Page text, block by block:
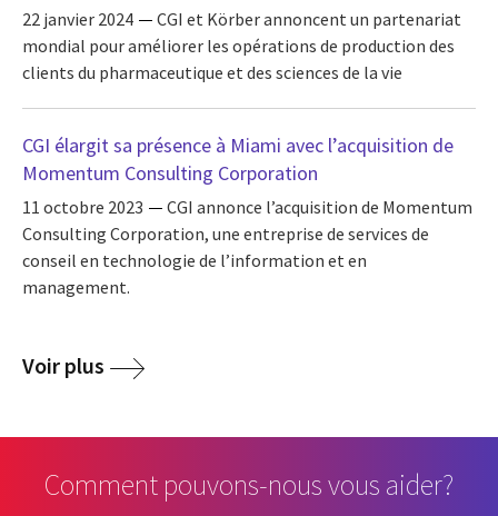
22 janvier 2024
CGI et Körber annoncent un partenariat
mondial pour améliorer les opérations de production des
clients du pharmaceutique et des sciences de la vie
CGI élargit sa présence à Miami avec l’acquisition de
Momentum Consulting Corporation
11 octobre 2023
CGI annonce l’acquisition de Momentum
Consulting Corporation, une entreprise de services de
conseil en technologie de l’information et en
management.
Voir plus
Comment pouvons-nous vous aider?